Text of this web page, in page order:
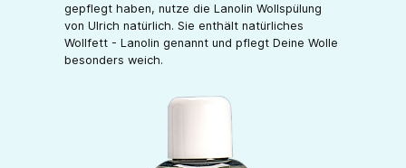
gepflegt haben, nutze die Lanolin Wollspülung
von Ulrich natürlich. Sie enthält natürliches
Wollfett - Lanolin genannt und pflegt Deine Wolle
besonders weich.